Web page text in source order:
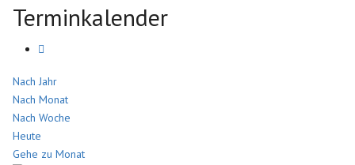
Terminkalender
Nach Jahr
Nach Monat
Nach Woche
Heute
Gehe zu Monat